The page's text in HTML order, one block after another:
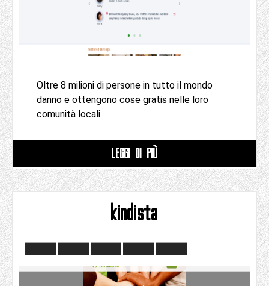
Oltre 8 milioni di persone in tutto il mondo
danno e ottengono cose gratis nelle loro
comunità locali.
LEGGI DI PIÙ
kindista